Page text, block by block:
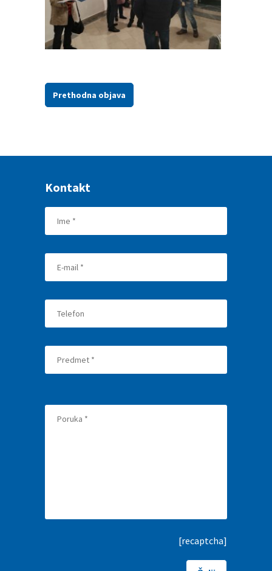
Prethodna objava
Kontakt
[recaptcha]